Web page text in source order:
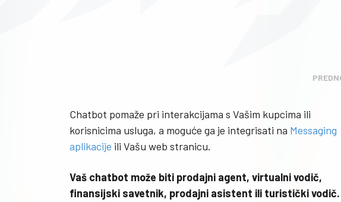
Chatbot pomaže pri interakcijama s Vašim kupcima ili
korisnicima usluga, a moguće ga je integrisati na Messaging
aplikacije ili Vašu web stranicu.
Vaš chatbot može biti prodajni agent, virtualni vodič,
finansijski savetnik, prodajni asistent ili turistički vodič.